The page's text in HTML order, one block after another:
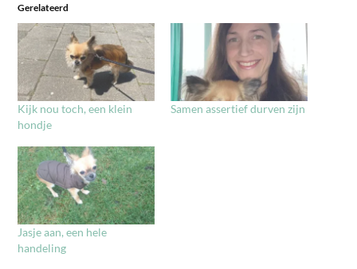
Gerelateerd
Kijk nou toch, een klein
hondje
Samen assertief durven zijn
Jasje aan, een hele
handeling